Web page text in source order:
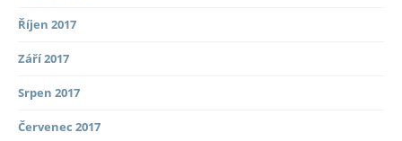
Říjen 2017
Září 2017
Srpen 2017
Červenec 2017